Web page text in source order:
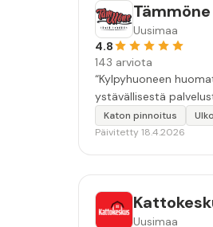
Uusimaa
4.8
143 arviota
“Kylpyhuoneen
ystävällisestä
Katon pinnoitus
Päivitetty 18.4.2026
Uusimaa